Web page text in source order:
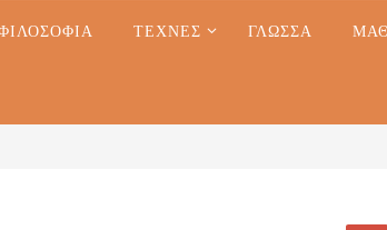
ΤΈΧΝΕΣ ΓΛΏΣΣΑ